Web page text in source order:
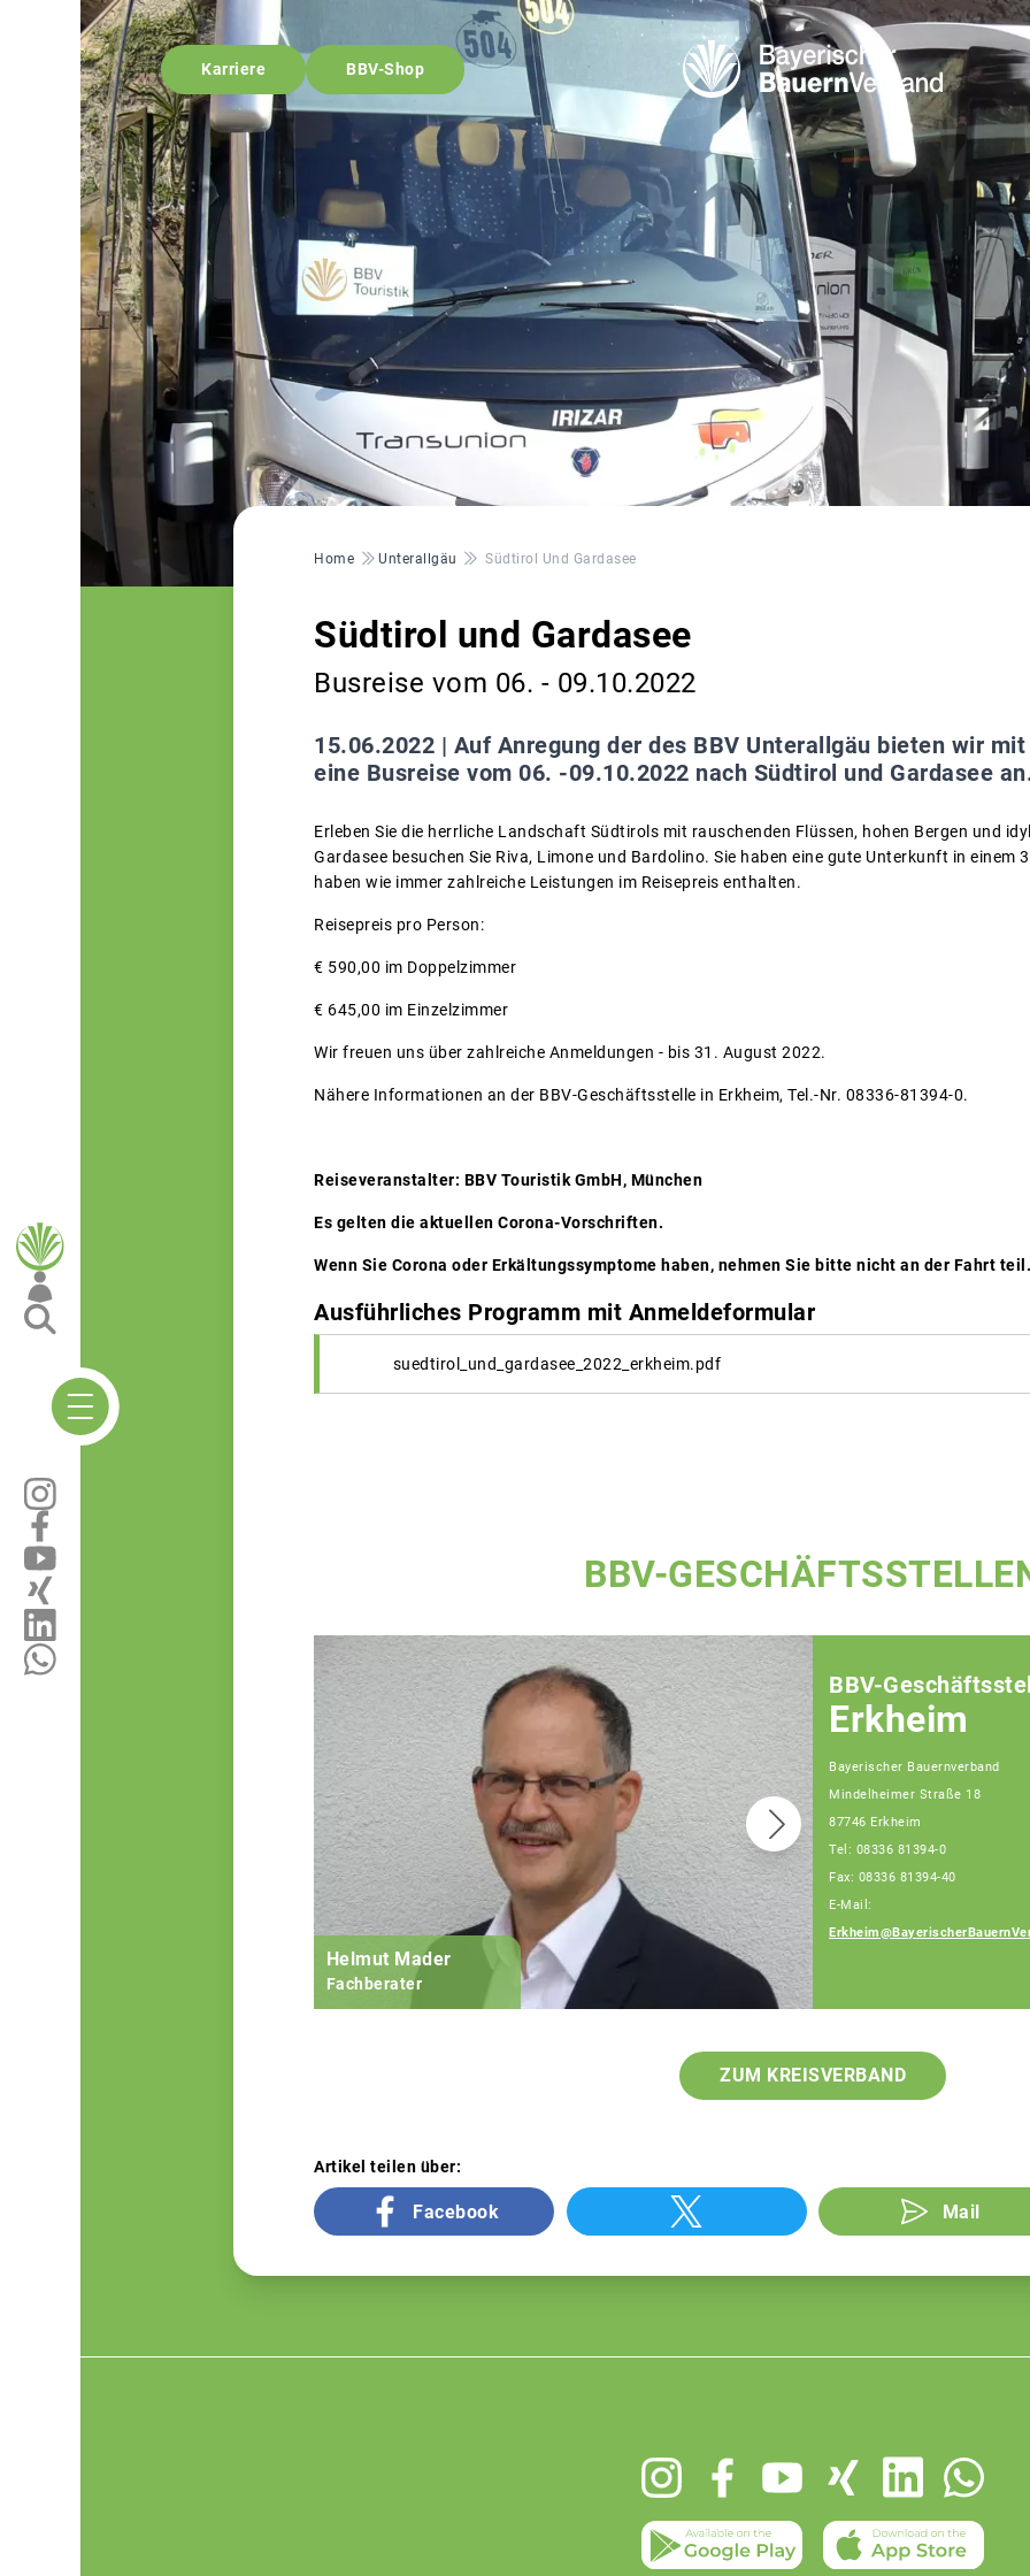
Karriere BBV-Shop
Pfadnavigation
Home Unterallgäu Südtirol Und Gardasee
Südtirol und Gardasee
Busreise vom 06. - 09.10.2022
15.06.2022 | Auf Anregung der des BBV Unterallgäu bieten wir
eine Busreise vom 06. -09.10.2022 nach Südtirol und Gardasee
Erleben Sie die herrliche Landschaft Südtirols mit rauschenden Flüssen, hohen Bergen und
Gardasee besuchen Sie Riva, Limone und Bardolino. Sie haben eine gute Unterkunft in einem
haben wie immer zahlreiche Leistungen im Reisepreis enthalten.
Reisepreis pro Person:
€ 590,00 im Doppelzimmer
€ 645,00 im Einzelzimmer
Wir freuen uns über zahlreiche Anmeldungen - bis 31. August 2022.
Nähere Informationen an der BBV-Geschäftsstelle in Erkheim, Tel.-Nr. 08336-81394-0.
Reiseveranstalter: BBV Touristik GmbH, München
Es gelten die aktuellen Corona-Vorschriften.
Wenn Sie Corona oder Erkältungssymptome haben, nehmen Sie bitte nicht an der Fahrt teil.
Ausführliches Programm mit Anmeldeformular
suedtirol_und_gardasee_2022_erkheim.pdf
BBV-
Helmut Mader
Fachberater
BBV-
Erkheim
Bayerischer Bauernverband
Mindelheimer Straße 18
87746 Erkheim
Tel: 08336 81394-0
Fax: 08336 81394-40
E-Mail:
ZUM KREISVERBAND
Artikel teilen über:
Facebook Mail